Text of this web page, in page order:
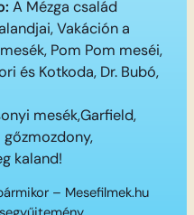
A Mézga család
Vakáción a
Pom Pom meséi,
és Kotkoda, Dr. Bubó,
mesék,Garfield,
gőzmozdony,
kaland!
– Mesefilmek.hu